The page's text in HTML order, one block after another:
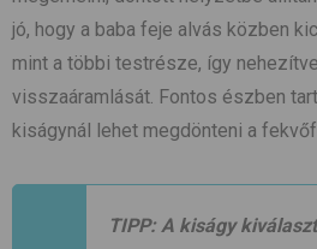
jó, hogy a baba feje alvás közben
mint a többi testrésze, így
visszaáramlását. Fontos észben
kiságynál lehet megdönteni a
TIPP: A kiságy